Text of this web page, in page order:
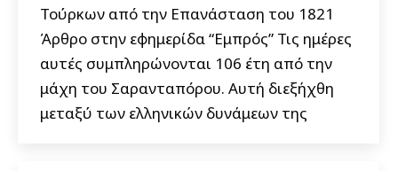
Τούρκων από την Επανάσταση του 1821
Άρθρο στην εφημερίδα “Εμπρός” Τις ημέρες
αυτές συμπληρώνονται 106 έτη από την
μάχη του Σαρανταπόρου. Αυτή διεξήχθη
μεταξύ των ελληνικών δυνάμεων της